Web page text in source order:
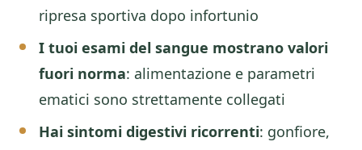
ripresa sportiva dopo infortunio
I tuoi esami del sangue mostrano valori
fuori norma: alimentazione e parametri
ematici sono strettamente collegati
Hai sintomi digestivi ricorrenti: gonfiore,